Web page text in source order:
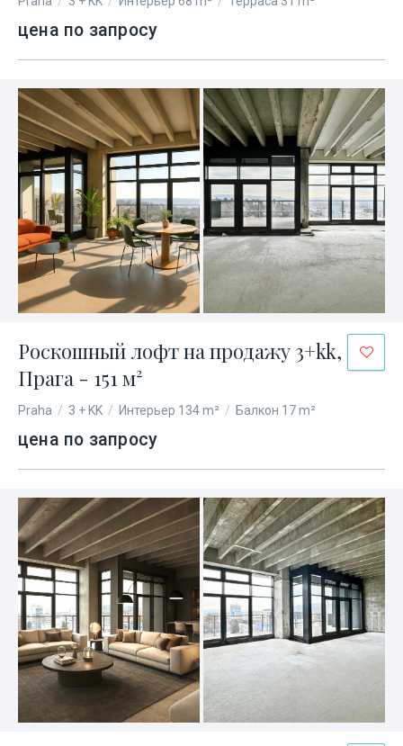
цена по запросу
Роскошный лофт на продажу 3+kk,
Прага - 151 м²
Praha / 3 + KK / Интерьер 134 m² / Балкон 17 m²
цена по запросу